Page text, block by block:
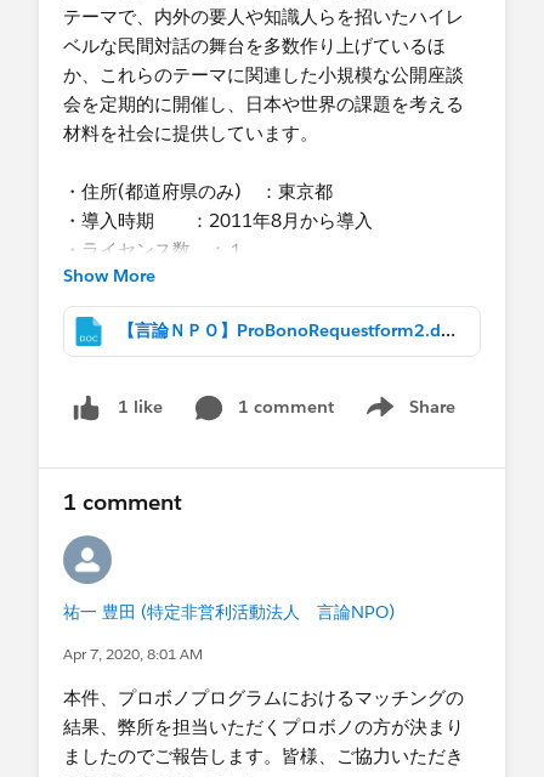
どうぞよろしくお願いします。
補足説明：デジタルエクスペリエンスのリードへ
の直接フォームは設問数に限界があるため、アン
ケート機能を使用することになった。
2）通知などメール配信はプロセスビルダーで設
・アンケートデータをリードにインポートするタ
イミングで登録者へメール通知。同時にキャンペ
ーンへ登録。キャンペーンで進捗を管理。
3）リードから会員として登録
・提出書類、会費入金などが整ったら、取引開始
で会員として個人（取引先責任者）として登録。
@1546376575
さん、長きにわたり、忍耐強くご
指導いただきありがとうございました。
テーマで、内外の要人や知識人らを招いたハイレ
ベルな民間対話の舞台を多数作り上げているほ
か、これらのテーマに関連した小規模な公開座談
会を定期的に開催し、日本や世界の課題を考える
材料を社会に提供しています。
・住所(都道府県のみ) ：東京都
・導入時期 ：2011年8月から導入
・ライセンス数 ：１
・ファンドレックスDRMを使っていますか？(※フ
ァンドレックスDRMはNonprfit Starter Packで
す。)
・SFDC社/ NPOサポートセンターが実施する研修
に受講されましたか？
挙げてください
1. 活動参加者やメールアドレス登録者約１万
人に対する活動情報やイベント情報のメール配信
2. イベントの申込み状況の管理（当日の受付
簿作成や、出欠連絡がない人へのリマインドメー
ル配信に活用）
3. 寄付や有料イベント参加等の入金情報の管
理
・今までプロボノ支援を受けたことがあります
Show More
【言論ＮＰＯ】ProBonoRequestform2.docx
1 like 1 comment Share
Show menu
1 comment
祐一 豊田 (特定非営利活動法人 言論NPO)
Apr 7, 2020, 8:01 AM
本件、プロボノプログラムにおけるマッチングの
結果、弊所を担当いただくプロボノの方が決まり
ましたのでご報告します。皆様、ご協力いただき